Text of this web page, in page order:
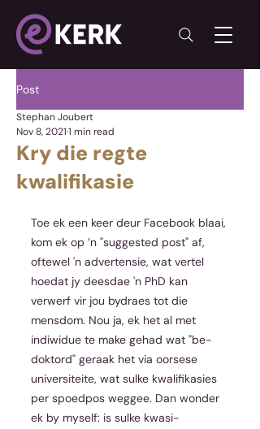
Post
Kry die regte
kwalifikasie
Stephan Joubert
Nov 8, 20211 min read
Toe ek een keer deur Facebook blaai,
kom ek op ’n "suggested post" af,
oftewel 'n advertensie, wat vertel
hoedat jy deesdae 'n PhD kan
verwerf vir jou bydraes tot die
mensdom. Nou ja, ek het al met
indiwidue te make gehad wat "be-
doktord" geraak het via oorsese
universiteite, wat sulke kwalifikasies
per spoedpos weggee. Dan wonder
ek by myself: is sulke kwasi-